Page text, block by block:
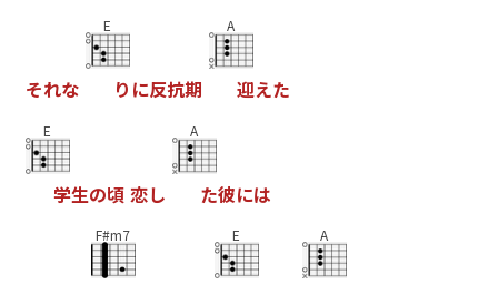
それな
E
り に反抗期
A
迎えた
E
学生の頃 恋し
A
た彼には
F#m7 E A